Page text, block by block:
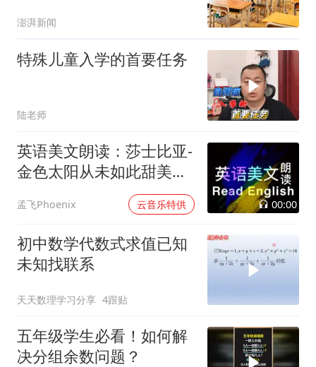
澎湃新闻
特殊儿童入学的首要任务
陆老师
英语美文朗读：莎士比亚-
金色太阳从未如此甜美吻
孟飞Phoenix 云音乐特供 00:00
初中数学代数式求值已知
未知找联系
天天数理学习分享 4跟贴
五年级学生必看！如何解
决分组余数问题？